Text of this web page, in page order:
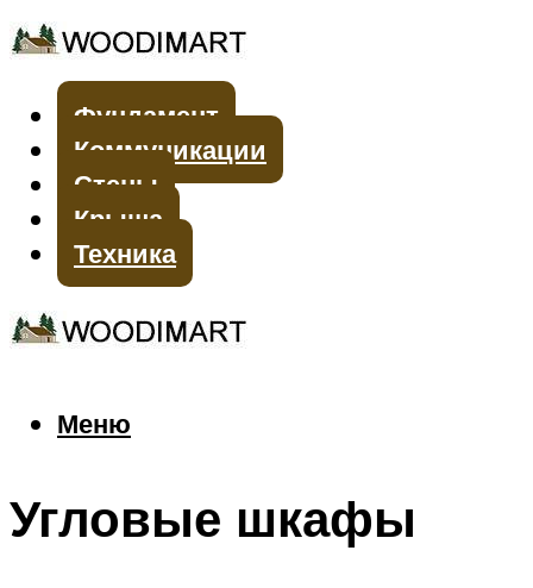
Фундамент
Коммуникации
Стены
Крыша
Техника
Меню
Меню
Угловые шкафы